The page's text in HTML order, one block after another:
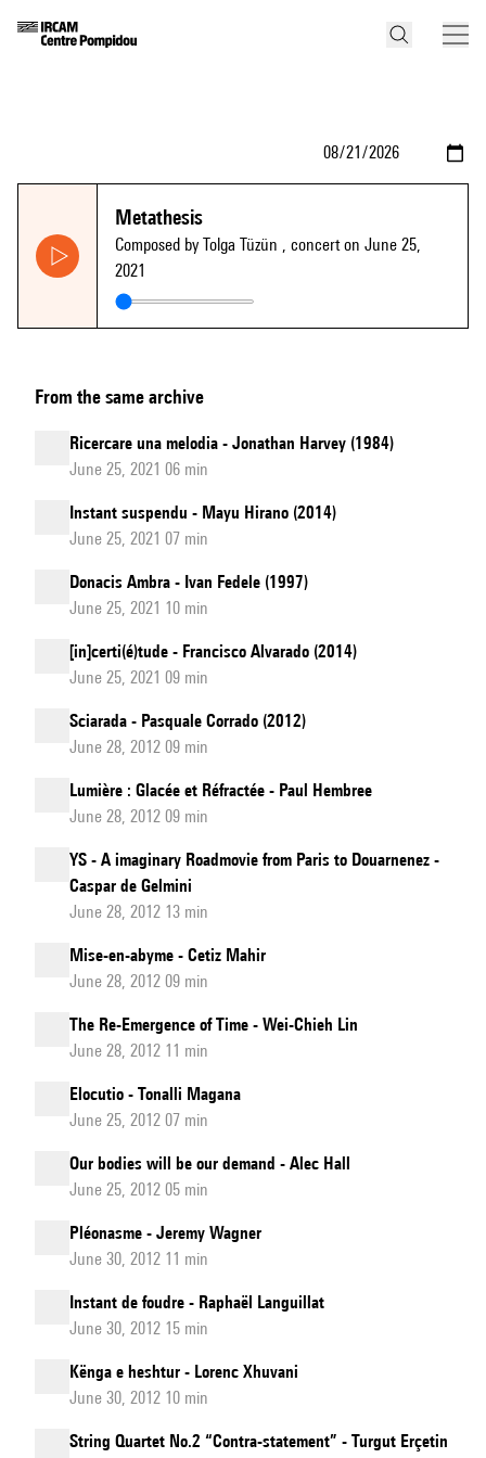
Metathesis
Composed by Tolga Tüzün , concert on June 25,
2021
From the same archive
Ricercare una melodia - Jonathan Harvey (1984)
June 25, 2021 06 min
Instant suspendu - Mayu Hirano (2014)
June 25, 2021 07 min
Donacis Ambra - Ivan Fedele (1997)
June 25, 2021 10 min
[in]certi(é)tude - Francisco Alvarado (2014)
June 25, 2021 09 min
Sciarada - Pasquale Corrado (2012)
June 28, 2012 09 min
Lumière : Glacée et Réfractée - Paul Hembree
June 28, 2012 09 min
YS - A imaginary Roadmovie from Paris to Douarnenez -
Caspar de Gelmini
June 28, 2012 13 min
Mise-en-abyme - Cetiz Mahir
June 28, 2012 09 min
The Re-Emergence of Time - Wei-Chieh Lin
June 28, 2012 11 min
Elocutio - Tonalli Magana
June 25, 2012 07 min
Our bodies will be our demand - Alec Hall
June 25, 2012 05 min
Pléonasme - Jeremy Wagner
June 30, 2012 11 min
Instant de foudre - Raphaël Languillat
June 30, 2012 15 min
Kënga e heshtur - Lorenc Xhuvani
June 30, 2012 10 min
String Quartet No.2 “Contra-statement” - Turgut Erçetin